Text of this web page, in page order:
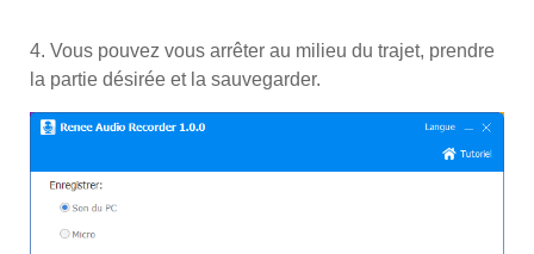
4. Vous pouvez vous arrêter au milieu du trajet, prendre
la partie désirée et la sauvegarder.